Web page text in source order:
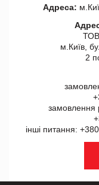
Адреса:
м.Київ,
2
замовлення
інші питання: